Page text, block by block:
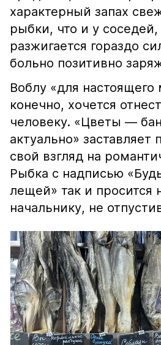
характерный запах
рыбки, что и у соседей,
разжигается гораздо
больно позитивно
Воблу «для настоящего
конечно, хочется
человеку. «Цветы —
актуально» заставляет
свой взгляд на
Рыбка с надписью
лещей» так и просится
начальнику, не